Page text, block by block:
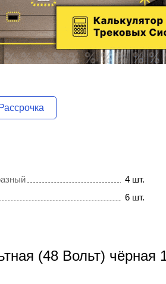
Рассрочка
4 шт.
6 шт.
(48 Вольт) чёрная